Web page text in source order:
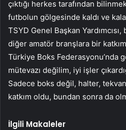
çıktığı herkes tarafından
futbolun gölgesinde kaldı ve
TSYD Genel Başkan
diğer amatör branşlara bir
Türkiye Boks Federasyonu’nda
mütevazı değilim, iyi işler
Sadece boks değil, halter,
katkım oldu, bundan sonra da
İlgili Makaleler